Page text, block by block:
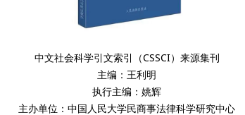
中文社会科学引文索引（CSSCI）来源集刊
主编：王利明
执行主编：姚辉
主办单位：中国人民大学民商事法律科学研究中心